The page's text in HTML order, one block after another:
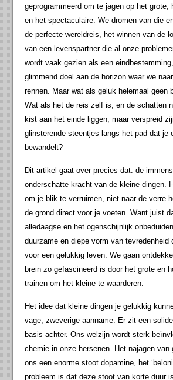
geprogrammeerd om te jagen op het grote,
en het spectaculaire. We dromen van die
de perfecte wereldreis, het winnen van de
van een levenspartner die al onze
wordt vaak gezien als een
glimmend doel aan de horizon waar we
rennen. Maar wat als geluk helemaal geen
Wat als het de reis zelf is, en de schatten
kist aan het einde liggen, maar verspreid
glinsterende steentjes langs het pad dat je
bewandelt?
Dit artikel gaat over precies dat: de
onderschatte kracht van de kleine dingen.
om je blik te verruimen, niet naar de verre
de grond direct voor je voeten. Want juist
alledaagse en het ogenschijnlijk
duurzame en diepe vorm van tevredenheid
voor een gelukkig leven. We gaan
brein zo gefascineerd is door het grote en
trainen om het kleine te waarderen.
Het idee dat kleine dingen je gelukkig
vage, zweverige aanname. Er zit een
basis achter. Ons welzijn wordt sterk
chemie in onze hersenen. Het najagen van
ons een enorme stoot dopamine, het
probleem is dat deze stoot van korte duur